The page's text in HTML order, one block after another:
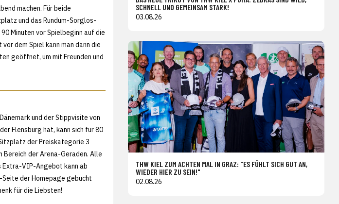
machen. Für beide
und das Rundum-Sorglos-
Minuten vor Spielbeginn auf die
dem Spiel kann man dann die
geöffnet, um mit Freunden und
und der Stippvisite von
Flensburg hat, kann sich für 80
der Preiskategorie 3
Bereich der Arena-Geraden. Alle
Extra-VIP-Angebot kann ab
der Homepage gebucht
für die Liebsten!
SCHNELL UND GEMEINSAM STARK!
03.08.26
THW KIEL ZUM ACHTEN MAL IN GRAZ: "ES FÜHLT SICH GUT AN,
WIEDER HIER ZU SEIN!"
02.08.26